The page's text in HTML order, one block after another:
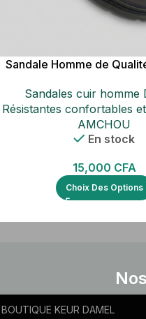
Sandale Homme de
Sandales cuir homme
Résistantes confortables et
AMCHOU
En stock
15,000 CFA
Choix Des Options
BOUTIQUE KEUR DAMEL